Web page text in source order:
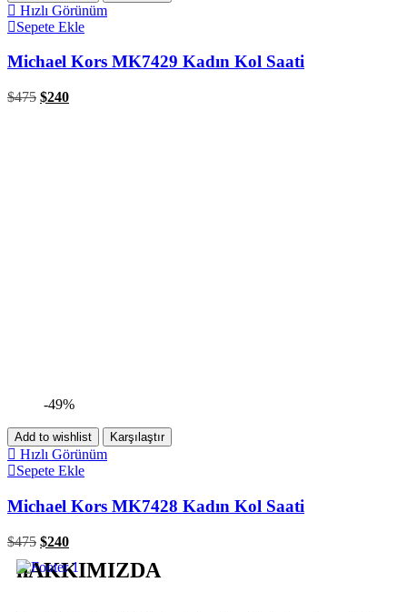
Hızlı Görünüm
Sepete Ekle
Michael Kors MK7429 Kadın Kol Saati
$475 $240
-49%
Add to wishlist Karşılaştır
Hızlı Görünüm
Sepete Ekle
Michael Kors MK7428 Kadın Kol Saati
$475 $240
hAKKIMIZDA